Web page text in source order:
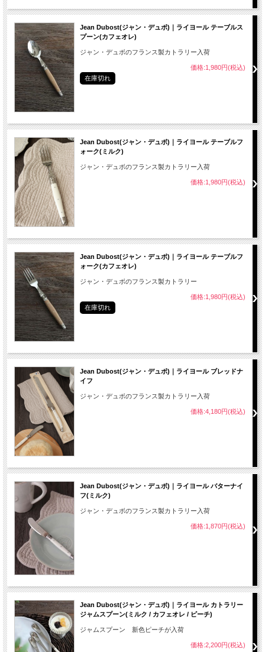
Jean Dubost(ジャン・デュボ)｜ライヨール テーブルス
プーン(カフェオレ)
ジャン・デュボのフランス製カトラリー入荷
価格:1,980円(税込)
在庫切れ
Jean Dubost(ジャン・デュボ)｜ライヨール テーブルフ
ォーク(ミルク)
ジャン・デュボのフランス製カトラリー入荷
価格:1,980円(税込)
Jean Dubost(ジャン・デュボ)｜ライヨール テーブルフ
ォーク(カフェオレ)
ジャン・デュボのフランス製カトラリー
価格:1,980円(税込)
在庫切れ
Jean Dubost(ジャン・デュボ)｜ライヨール ブレッドナ
イフ
ジャン・デュボのフランス製カトラリー入荷
価格:4,180円(税込)
Jean Dubost(ジャン・デュボ)｜ライヨール バターナイ
フ(ミルク)
ジャン・デュボのフランス製カトラリー入荷
価格:1,870円(税込)
Jean Dubost(ジャン・デュボ)｜ライヨール カトラリー
ジャムスプーン(ミルク / カフェオレ / ピーチ)
ジャムスプーン 新色ピーチが入荷
価格:2,200円(税込)